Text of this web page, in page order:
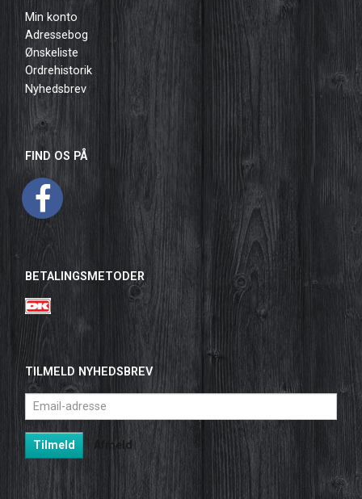
Min konto
Adressebog
Ønskeliste
Ordrehistorik
Nyhedsbrev
FIND OS PÅ
BETALINGSMETODER
TILMELD NYHEDSBREV
Email-
adresse
Tilmeld Afmeld